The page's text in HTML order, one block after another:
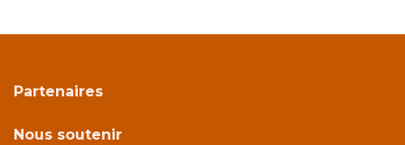
Partenaires
Nous soutenir